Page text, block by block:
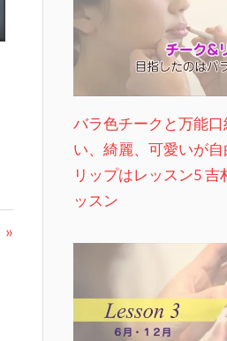
バラ色チークと万能
い、綺麗、可愛いが
リップはレッスン5 吉
ッスン